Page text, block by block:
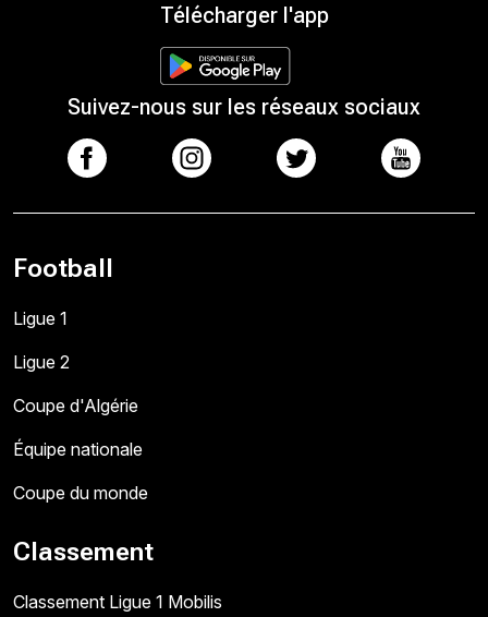
Télécharger l'app
Suivez-nous sur les réseaux sociaux
Football
Ligue 1
Ligue 2
Coupe d'Algérie
Équipe nationale
Coupe du monde
Classement
Classement Ligue 1 Mobilis